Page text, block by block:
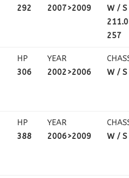
292
2007>2009
W / S
257
HP
306
YEAR
2002>2006
W /
HP
388
YEAR
2006>2009
W /